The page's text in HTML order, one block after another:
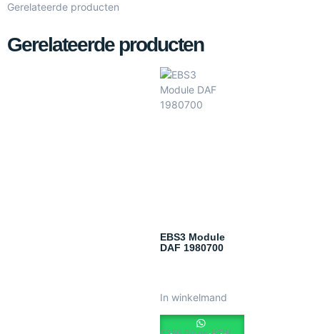
Gerelateerde producten
Gerelateerde producten
EBS3 Module
DAF 1980700
In winkelmand